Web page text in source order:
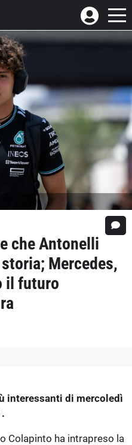
che Antonelli
Mercedes,
il futuro
interessanti di mercoledì
Colapinto ha intrapreso la